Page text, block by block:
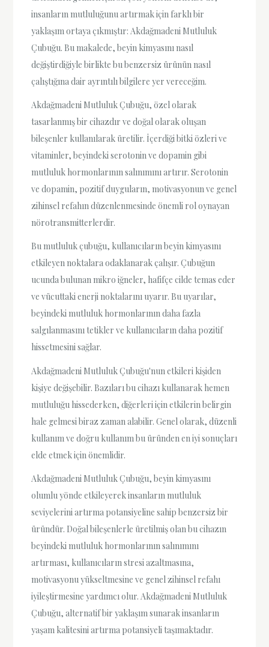
insanların mutluluğunu artırmak için farklı bir
yaklaşım ortaya çıkmıştır: Akdağmadeni Mutluluk
Çubuğu. Bu makalede, beyin kimyasını nasıl
değiştirdiğiyle birlikte bu benzersiz ürünün nasıl
çalıştığına dair ayrıntılı bilgilere yer vereceğim.
Akdağmadeni Mutluluk Çubuğu, özel olarak
tasarlanmış bir cihazdır ve doğal olarak oluşan
bileşenler kullanılarak üretilir. İçerdiği bitki özleri ve
vitaminler, beyindeki serotonin ve dopamin gibi
mutluluk hormonlarının salınımını artırır. Serotonin
ve dopamin, pozitif duyguların, motivasyonun ve genel
zihinsel refahın düzenlenmesinde önemli rol oynayan
nörotransmitterlerdir.
Bu mutluluk çubuğu, kullanıcıların beyin kimyasını
etkileyen noktalara odaklanarak çalışır. Çubuğun
ucunda bulunan mikro iğneler, hafifçe cilde temas eder
ve vücuttaki enerji noktalarını uyarır. Bu uyarılar,
beyindeki mutluluk hormonlarının daha fazla
salgılanmasını tetikler ve kullanıcıların daha pozitif
hissetmesini sağlar.
Akdağmadeni Mutluluk Çubuğu'nun etkileri kişiden
kişiye değişebilir. Bazıları bu cihazı kullanarak hemen
mutluluğu hissederken, diğerleri için etkilerin belirgin
hale gelmesi biraz zaman alabilir. Genel olarak, düzenli
kullanım ve doğru kullanım bu üründen en iyi sonuçları
elde etmek için önemlidir.
Akdağmadeni Mutluluk Çubuğu, beyin kimyasını
olumlu yönde etkileyerek insanların mutluluk
seviyelerini artırma potansiyeline sahip benzersiz bir
üründür. Doğal bileşenlerle üretilmiş olan bu cihazın
beyindeki mutluluk hormonlarının salınımını
artırması, kullanıcıların stresi azaltmasına,
motivasyonu yükseltmesine ve genel zihinsel refahı
iyileştirmesine yardımcı olur. Akdağmadeni Mutluluk
Çubuğu, alternatif bir yaklaşım sunarak insanların
yaşam kalitesini artırma potansiyeli taşımaktadır.